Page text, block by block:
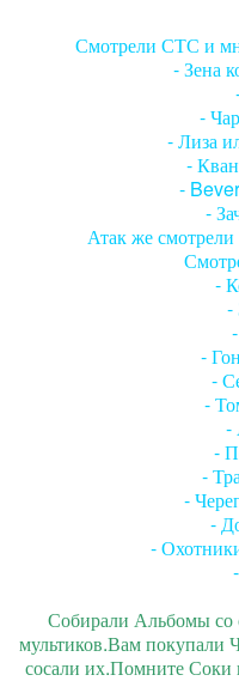
Смотрели СТС и
- Зена
-
- Лиза
-
-
-
Атак же
-
-
-
-
-
-
-
-
-
-
-
Собирали Альбомы со
мультиков.Вам
сосали их.Помните